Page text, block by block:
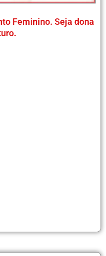
Feminino. Seja dona